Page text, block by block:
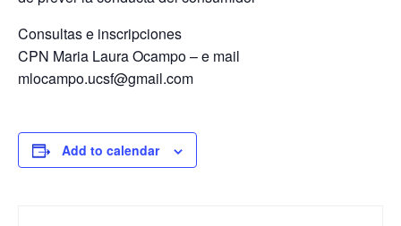
Consultas e inscripciones
CPN Maria Laura Ocampo – e mail
mlocampo.ucsf@gmail.com
Add to calendar